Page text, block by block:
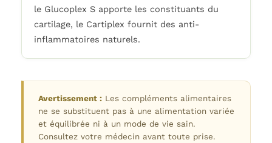
le Glucoplex S apporte les constituants du
cartilage, le Cartiplex fournit des anti-
inflammatoires naturels.
Avertissement : Les compléments alimentaires
ne se substituent pas à une alimentation variée
et équilibrée ni à un mode de vie sain.
Consultez votre médecin avant toute prise.